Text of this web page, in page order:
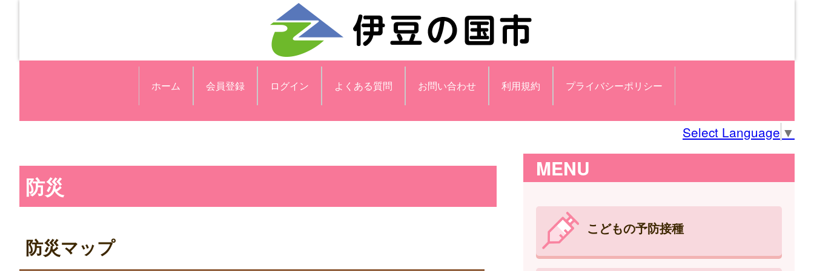
ホーム 会員登録 ログイン よくある質問 お問い合わせ 利用規約 プライバシーポリシー
Select Language ▼
防災
防災マップ
MENU
こどもの予防接種